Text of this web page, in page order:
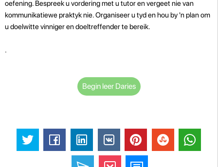
oefening. Bespreek u vordering met u tutor en vergeet nie van
kommunikatiewe praktyk nie. Organiseer u tyd en hou by 'n plan om
u doelwitte vinniger en doeltreffender te bereik.
.
Begin leer Daries